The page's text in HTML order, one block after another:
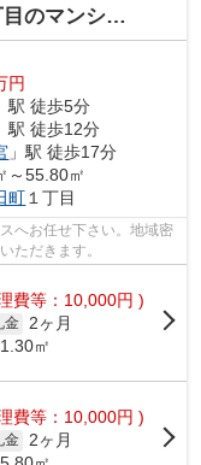
マンション
円
駅 徒歩5分
駅 徒歩12分
」駅 徒歩17分
～55.80㎡
町 １丁目
へお任せ下さい。地域密
ただきます。
費等：10,000円 )
金 2ヶ月
㎡
費等：10,000円 )
金 2ヶ月